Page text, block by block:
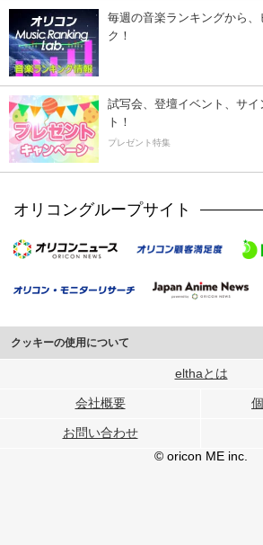
毎週の音楽ランキングから
ク！
試写会、登壇イベント、サ
ト！
プレゼント特集
オリコングループサイト
クッキーの使用について
このサイトでは Cookie を使用して、ユーザーに合
行っています。
メディアや広告配信、データ解析の各パートナーに
各パートナーは、この情報とユーザーが各パートナ
ユーザーが各パートナーのサービスを使用したとき
elthaとは
会社概要
お問い合わせ
© oricon ME inc.